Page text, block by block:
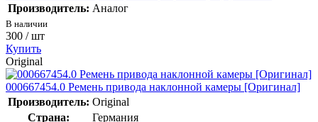
Производитель: Аналог
В наличии
300 / шт
Купить
Original
000667454.0 Ремень привода наклонной камеры [Оригинал]
Производитель: Original
Страна:
Германия